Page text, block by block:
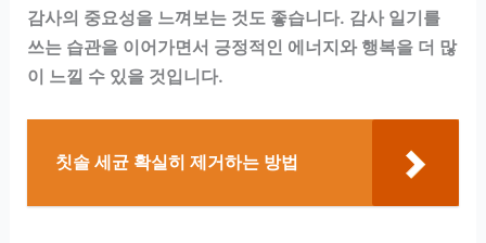
감사의 중요성을 느껴보는 것도 좋습니다. 감사 일기를
쓰는 습관을 이어가면서 긍정적인 에너지와 행복을 더 많
이 느낄 수 있을 것입니다.
칫솔 세균 확실히 제거하는 방법